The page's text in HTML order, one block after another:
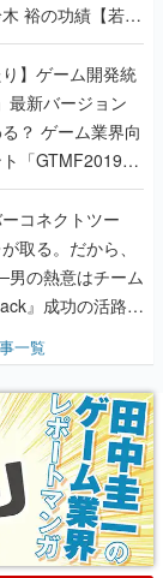
裕の功績【若ゲ
】ゲーム開発統
最新バージョン
？ ゲーム業界向
「GTMF2019」
よう【PR】
コネクトツー
取る。だから、
の熱意はチーム
』成功の活路を
【若ゲのいた
一覧